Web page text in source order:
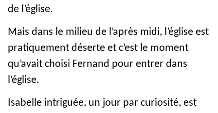
de l’église.
Mais dans le milieu de l’après midi, l’église est
pratiquement déserte et c’est le moment
qu’avait choisi Fernand pour entrer dans
l’église.
Isabelle intriguée, un jour par curiosité, est